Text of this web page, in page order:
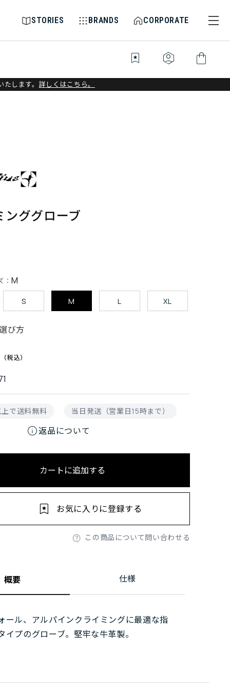
STORIES BRANDS CORPORATE
bookmark_star identity_platform shopping_bag
します。 詳しくはこちら。
ンググローブ
： M
S M L XL
び方
で送料無料 当日発送（営業日15時まで）
info返品について
カートに追加する
この商品について問い合わせる
お気に入りに登録する
概要 仕様
ール、アルパインクライミングに最適な指
イプのグローブ。堅牢な牛革製。